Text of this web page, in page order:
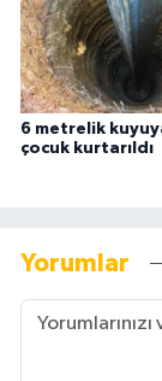
6 metrelik
çocuk kurtarıldı
Yorumlar